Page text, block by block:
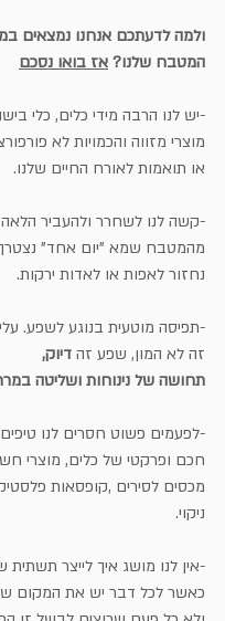
ולמה לדעתכם אנחנו נמצאים
המטבח שלנו? אז בואו נסכם
-יש לנו הרבה מידי כלים, כלי
מוצרי מזווה והכמויות לא
או תואמות לאורח החיים שלנו.
-קשה לנו לשחרר ולהעביר
מהמטבח שמא "יום אחד"
נחזור לאפות או לאדות ירקות.
-תפיסה מוטעית בנוגע לשפע.
זה לא המון, שפע זה דיוק,
תחושה של נינוחות ושליטה
-לפעמים פשוט חסרים לנו טיפים
חכם ופרקטי של כלים, מוצרי
מכסים לסירים ,קופסאות
ניקוי.
-אין לנו מושג איך לייצר
כאשר לכל דבר יש את המקום